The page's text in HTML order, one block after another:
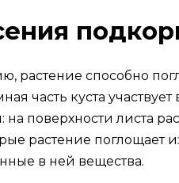
растение способно
часть куста
поверхности листа
растение поглощает
в ней вещества.